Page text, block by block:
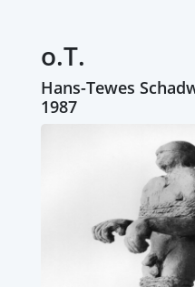
o.T.
Hans-Tewes
1987